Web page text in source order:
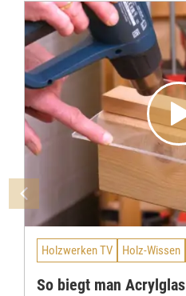
Holzwerken TV Holz-Wissen
So biegt man Acrylglas